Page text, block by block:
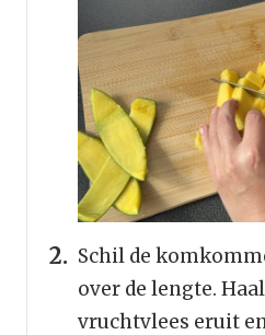
Schil de
over de lengte.
vruchtvlees eruit